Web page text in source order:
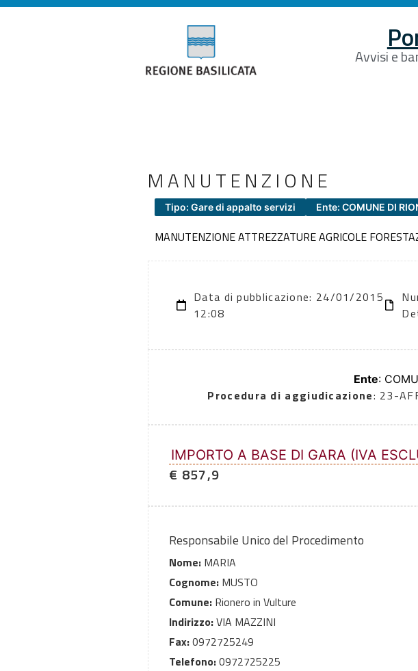
Avvisi e
MANUTENZIONE
Tipo: Gare di appalto servizi Ente: COMUNE DI
MANUTENZIONE ATTREZZATURE AGRICOLE
Data di pubblicazione: 24/01/2015
12:08
Ente:
Procedura di aggiudicazione: 23-
IMPORTO A BASE DI GARA (IVA
€ 857,9
Responsabile Unico del Procedimento
Nome: MARIA
Cognome: MUSTO
Comune: Rionero in Vulture
Indirizzo:VIA MAZZINI
Fax:0972725249
Telefono:0972725225